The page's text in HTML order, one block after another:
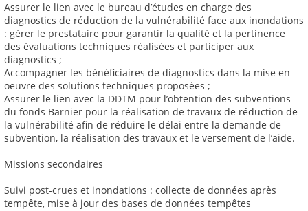
Assurer le lien avec le bureau d’études en charge des
diagnostics de réduction de la vulnérabilité face aux inondations
: gérer le prestataire pour garantir la qualité et la pertinence
des évaluations techniques réalisées et participer aux
diagnostics ;
Accompagner les bénéficiaires de diagnostics dans la mise en
oeuvre des solutions techniques proposées ;
Assurer le lien avec la DDTM pour l’obtention des subventions
du fonds Barnier pour la réalisation de travaux de réduction de
la vulnérabilité afin de réduire le délai entre la demande de
subvention, la réalisation des travaux et le versement de l’aide.
Missions secondaires
Suivi post-crues et inondations : collecte de données après
tempête, mise à jour des bases de données tempêtes